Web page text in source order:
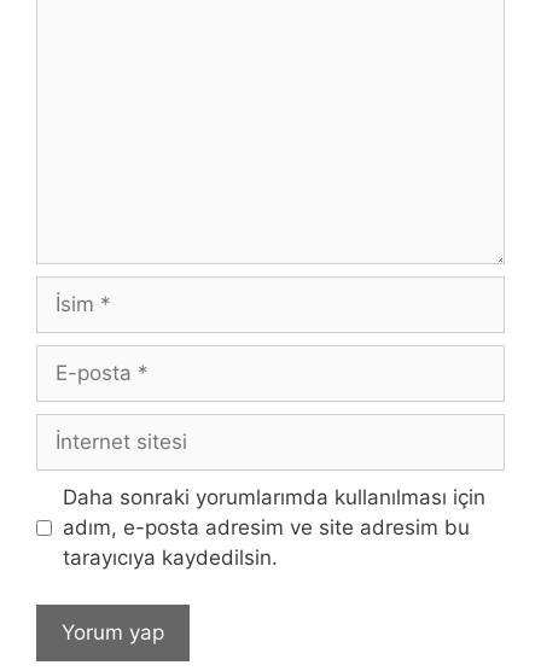
İsim
posta
İnternet
Daha sonraki yorumlarımda kullanılması için
adım, e-posta adresim ve site adresim bu
tarayıcıya kaydedilsin.